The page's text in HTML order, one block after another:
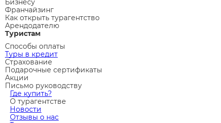
Франчайзинг
Как открыть турагентство
Арендодателю
Туристам
Способы оплаты
Туры в кредит
Страхование
Подарочные сертификаты
Акции
Письмо руководству
Где купить?
О турагентстве
Новости
Отзывы о нас